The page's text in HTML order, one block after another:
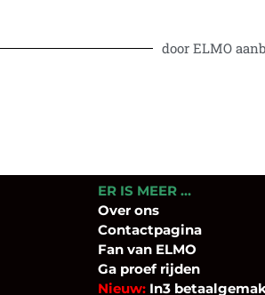
door ELMO
ER IS MEER …
Over ons
Contactpagina
Fanvan ELMO
Ga proef rijden
Nieuw:In3